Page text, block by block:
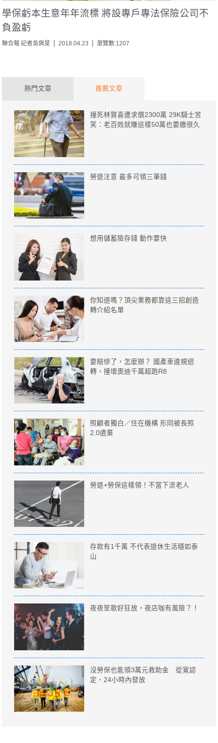
學保虧本生意年年流標 將設專戶專法保險公司不
負盈虧
聯合報 記者吳佩旻 2018.04.23 瀏覽數:1207
熱門文章 推薦文章
撞死林賢喜遭求償2300萬 29K騎士苦
笑：老百姓就賺這樣50萬也要繳很久
勞退注意 最多可領三筆錢
想用儲蓄險存錢 動作要快
你知道嗎？頂尖業務都靠這三招創造
轉介紹名單
要賠慘了，怎麼辦？ 國產車違規迴
轉，撞壞奧迪千萬超跑R8
照顧者獨白／住在機構 形同被長照
2.0遺棄
勞退+勞保這樣領！不當下流老人
存款有1千萬 不代表退休生活穩如泰
山
夜夜笙歌好狂放，夜店咖有風險？！
沒勞保也能領3萬元救助金 從寛認
定、24小時內發放